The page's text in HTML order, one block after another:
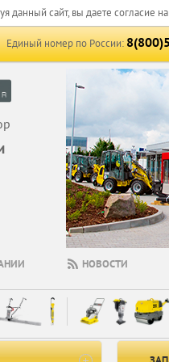
данный сайт, вы даете согласие
Единый номер по России:
НОВОСТИ